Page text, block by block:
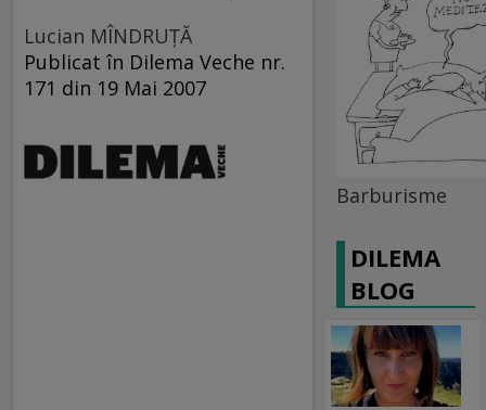
Lucian MÎNDRUŢĂ
Publicat în Dilema Veche nr.
171 din 19 Mai 2007
Barburisme
DILEMA
BLOG